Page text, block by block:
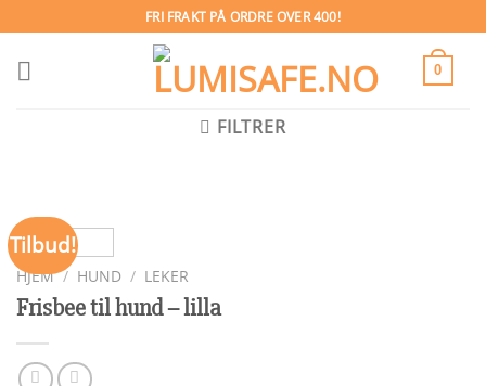
to
content
FRI FRAKT PÅ ORDRE OVER 400!
0
FILTRER
Tilbud!
HJEM / HUND / LEKER
Frisbee til hund – lilla